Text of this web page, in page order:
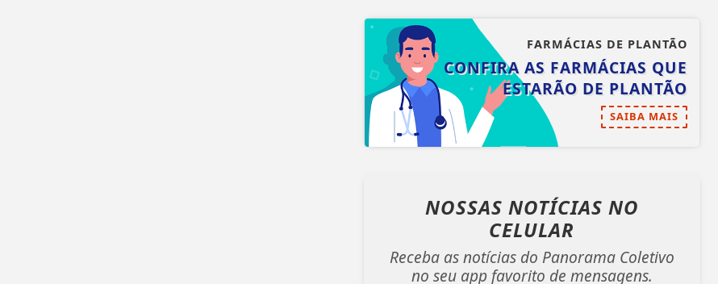
FARMÁCIAS DE PLANTÃO
CONFIRA AS FARMÁCIAS QUE
ESTARÃO DE PLANTÃO
SAIBA MAIS
NOSSAS NOTÍCIAS NO
CELULAR
Receba as notícias do Panorama Coletivo
no seu app favorito de mensagens.